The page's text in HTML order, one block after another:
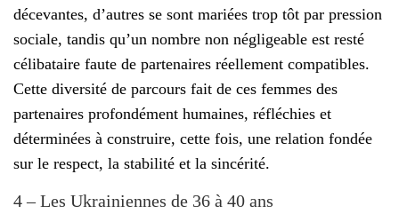
décevantes, d’autres se sont mariées trop tôt par pression
sociale, tandis qu’un nombre non négligeable est resté
célibataire faute de partenaires réellement compatibles.
Cette diversité de parcours fait de ces femmes des
partenaires profondément humaines, réfléchies et
déterminées à construire, cette fois, une relation fondée
sur le respect, la stabilité et la sincérité.
4 – Les Ukrainiennes de 36 à 40 ans